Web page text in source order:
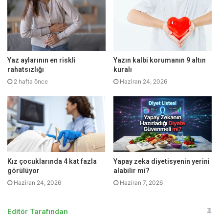
Kış aylarında daha belirgin olan öksürük, sabah balgam
çıkarma, nefes darlığının giderek artması, yaşıtlarına göre
efor kapasitesinde düşme yaşayan bir kişi risk faktörlerini
de taşıyorsa KOAH’tan şüphe edilmelidir.
Sigara dumanına maruz kalanlarda da KOAH gelişebilir
Yaz aylarının en riskli
rahatsızlığı
2 hafta önce
Yazın kalbi korumanın 9 altın
kuralı
Haziran 24, 2026
Kız çocuklarında 4 kat fazla
görülüyor
Haziran 24, 2026
Yapay zeka diyetisyenin yerini
alabilir mi?
Haziran 7, 2026
Editör Tarafından